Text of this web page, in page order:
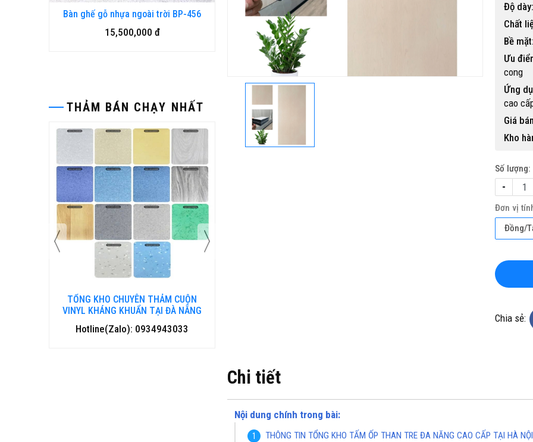
Bàn ghế gỗ nhựa ngoài trời BP-456
15,500,000 đ
THẢM BÁN CHẠY NHẤT
TỔNG KHO CHUYÊN THẢM CUỘN
VINYL KHÁNG KHUẨN TẠI ĐÀ NẴNG
Hotline(Zalo): 0934943033
VINYL KHÁNG KHUẨN TẠI HỒ
Hotline(Zalo): 0934943033
Độ dày:
Chất
Bề mặt:
Ưu
cong
Ứng
cao
Giá
Kho
Số lượng:
-
Đơn vị
Đồng/
Chia sẻ:
Chi tiết
Nội dung chính trong bài:
THÔNG TIN TỔNG KHO TẤM ỐP THAN TRE ĐA NĂNG CAO CẤP TẠI HÀ NỘI